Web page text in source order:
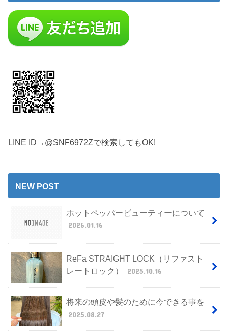
LINE ID→@SNF6972Zで検索してもOK!
NEW POST
ホットペッパービューティーについて
2026.01.16
ReFa STRAIGHT LOCK（リファスト
レートロック）
2025.10.16
将来の頭皮や髪のために今できる事を
2025.08.27